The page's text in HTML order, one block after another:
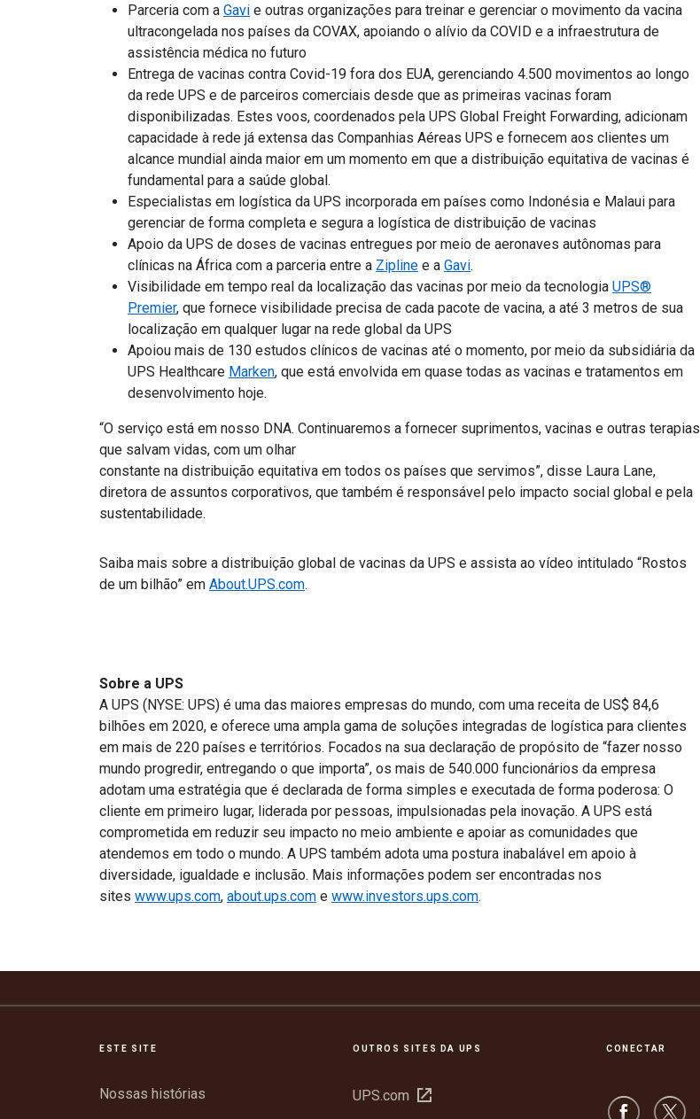
Parceria com a Gavi e outras organizações para treinar e gerenciar o movimento da vacina
ultracongelada nos países da COVAX, apoiando o alívio da COVID e a infraestrutura de
assistência médica no futuro
Entrega de vacinas contra Covid-19 fora dos EUA, gerenciando 4.500 movimentos ao longo
da rede UPS e de parceiros comerciais desde que as primeiras vacinas foram
disponibilizadas. Estes voos, coordenados pela UPS Global Freight Forwarding, adicionam
capacidade à rede já extensa das Companhias Aéreas UPS e fornecem aos clientes um
alcance mundial ainda maior em um momento em que a distribuição equitativa de vacinas é
fundamental para a saúde global.
Especialistas em logística da UPS incorporada em países como Indonésia e Malaui para
gerenciar de forma completa e segura a logística de distribuição de vacinas
Apoio da UPS de doses de vacinas entregues por meio de aeronaves autônomas para
clínicas na África com a parceria entre a Zipline e a Gavi.
Visibilidade em tempo real da localização das vacinas por meio da tecnologia UPS®
Premier, que fornece visibilidade precisa de cada pacote de vacina, a até 3 metros de sua
localização em qualquer lugar na rede global da UPS
Apoiou mais de 130 estudos clínicos de vacinas até o momento, por meio da subsidiária da
UPS Healthcare Marken, que está envolvida em quase todas as vacinas e tratamentos em
desenvolvimento hoje.
“O serviço está em nosso DNA. Continuaremos a fornecer suprimentos, vacinas e outras terapias
que salvam vidas, com um olhar
constante na distribuição equitativa em todos os países que servimos”, disse Laura Lane,
diretora de assuntos corporativos, que também é responsável pelo impacto social global e pela
sustentabilidade.
Saiba mais sobre a distribuição global de vacinas da UPS e assista ao vídeo intitulado “Rostos
de um bilhão” em About.UPS.com.
Sobre a UPS
A UPS (NYSE: UPS) é uma das maiores empresas do mundo, com uma receita de US$ 84,6
bilhões em 2020, e oferece uma ampla gama de soluções integradas de logística para clientes
em mais de 220 países e territórios. Focados na sua declaração de propósito de “fazer nosso
mundo progredir, entregando o que importa”, os mais de 540.000 funcionários da empresa
adotam uma estratégia que é declarada de forma simples e executada de forma poderosa: O
cliente em primeiro lugar, liderada por pessoas, impulsionadas pela inovação. A UPS está
comprometida em reduzir seu impacto no meio ambiente e apoiar as comunidades que
atendemos em todo o mundo. A UPS também adota uma postura inabalável em apoio à
diversidade, igualdade e inclusão. Mais informações podem ser encontradas nos
sites www.ups.com, about.ups.com e www.investors.ups.com.
ESTE SITE
Nossas histórias
OUTROS SITES DA UPS
UPS.com Abrir
CONECTAR